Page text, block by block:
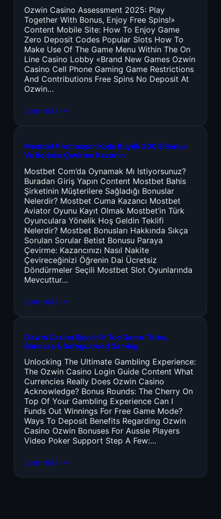
Ozwin Casino Assessment 2025: Play
Together With Bonus, Enjoy Free Spins!»
Content Mobile Site: How To Enjoy Game
Zero Deposit Codes Popular Slots How To
Make Use Of The Game Menu Within The On
Line Casino Lobby «Brand New Games Ozwin
Casino Cell Phone Gaming Game Restrictions
And Contributions Free Spins No Deposit At
Ozwin…
Leer más →
Mostbet Promosyon Kodu Büyük 300 $ Bonus
Ve Bedava Çevirme Kazanın
Mostbet Com’da Oynamak Mı Istiyorsunuz?
Buradan Giriş Yapın Content Mostbet Bahis
Şirketinin Müşterilere Sağladığı Bonuslar
Nelerdir? Mostbet Cuma Kazancı Mostbet
Aviator Oyunu Kayıt Olmak Mostbet’in Türk
Oyunculara Yönelik Hoş Geldin Teklifi
Nelerdir? Mostbet Bonusları Hakkında Sıkça
Sorulan Sorular Betist Bonusu Paraya
Çevirme: Kazancınızı Nasıl Nakite
Çevireceğinizi Öğrenin Dai Ücretsiz
Döndürmeler Seçili Mostbet Slot Oyunlarında
Mevcuttur…
Leer más →
Ozwin Casino Sign In ᐉ Top Game Titles,
Bonuses & Safeguarded Gaming
Unlocking The Ultimate Gambling Experience:
The Ozwin Casino Login Guide Content What
Currencies Really Does Ozwin Casino
Acknowledge? Bonus Rounds: The Cherry On
Top Of Your Gambling Experience Can I
Funds Out Winnings For Free Game Mode?
Ways To Deposit Benefits Regarding Ozwin
Casino Ozwin Bonuses For Aussie Players
Video Poker Support Step A Few:…
Leer más →